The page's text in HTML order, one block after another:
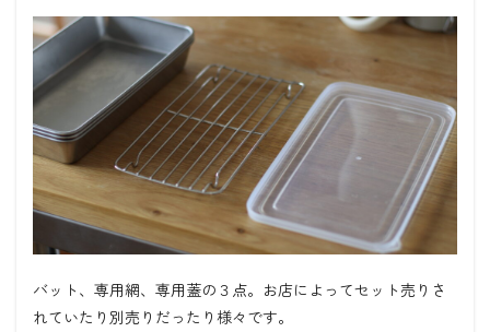
バット、専用網、専用蓋の３点。お店によってセット売りさ
れていたり別売りだったり様々です。